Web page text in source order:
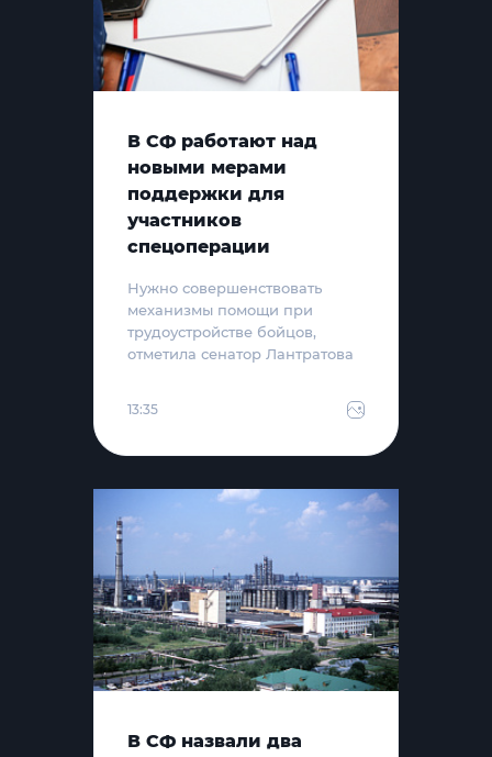
В СФ работают над
новыми мерами
поддержки для
участников
спецоперации
Нужно совершенствовать
механизмы помощи при
трудоустройстве бойцов,
отметила сенатор Лантратова
13:35
В СФ назвали два